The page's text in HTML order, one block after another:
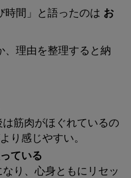
時間」と語ったのは お
、理由を整理すると納
筋肉がほぐれているの
り感じやすい。
ている
り、心身ともにリセッ